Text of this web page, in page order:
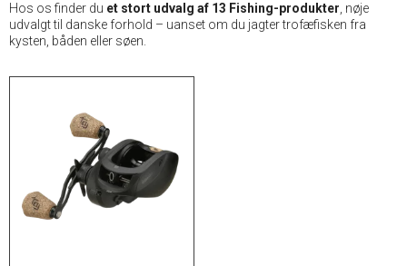
Hos os finder du et stort udvalg af 13 Fishing-produkter, nøje
udvalgt til danske forhold – uanset om du jagter trofæfisken fra
kysten, båden eller søen.